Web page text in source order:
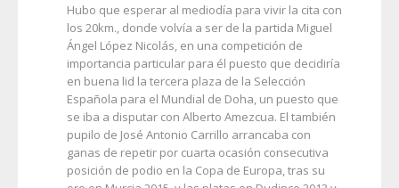
Hubo que esperar al mediodía para vivir la cita con
los 20km., donde volvía a ser de la partida Miguel
Ángel López Nicolás, en una competición de
importancia particular para él puesto que decidiría
en buena lid la tercera plaza de la Selección
Española para el Mundial de Doha, un puesto que
se iba a disputar con Alberto Amezcua. El también
pupilo de José Antonio Carrillo arrancaba con
ganas de repetir por cuarta ocasión consecutiva
posición de podio en la Copa de Europa, tras su